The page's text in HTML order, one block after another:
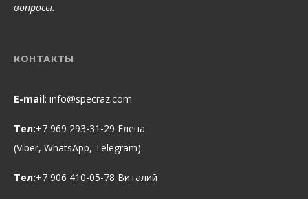
вопросы.
КОНТАКТЫ
E-mail: info@specraz.com
Тел:+7 969 293-31-29 Елена
(Viber, WhatsApp, Telegram)
Тел:+7 906 410-05-78 Виталий